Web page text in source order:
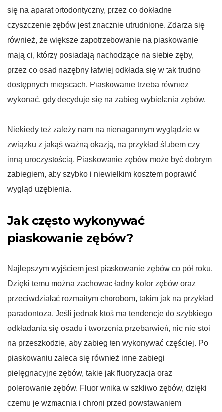
się na aparat ortodontyczny, przez co dokładne
czyszczenie zębów jest znacznie utrudnione. Zdarza się
również, że większe zapotrzebowanie na piaskowanie
mają ci, którzy posiadają nachodzące na siebie zęby,
przez co osad nazębny łatwiej odkłada się w tak trudno
dostępnych miejscach. Piaskowanie trzeba również
wykonać, gdy decyduje się na zabieg wybielania zębów.
Niekiedy też zależy nam na nienagannym wyglądzie w
związku z jakąś ważną okazją, na przykład ślubem czy
inną uroczystością. Piaskowanie zębów może być dobrym
zabiegiem, aby szybko i niewielkim kosztem poprawić
wygląd uzębienia.
Jak często wykonywać
piaskowanie zębów?
Najlepszym wyjściem jest piaskowanie zębów co pół roku.
Dzięki temu można zachować ładny kolor zębów oraz
przeciwdziałać rozmaitym chorobom, takim jak na przykład
paradontoza. Jeśli jednak ktoś ma tendencje do szybkiego
odkładania się osadu i tworzenia przebarwień, nic nie stoi
na przeszkodzie, aby zabieg ten wykonywać częściej. Po
piaskowaniu zaleca się również inne zabiegi
pielęgnacyjne zębów, takie jak fluoryzacja oraz
polerowanie zębów. Fluor wnika w szkliwo zębów, dzięki
czemu je wzmacnia i chroni przed powstawaniem